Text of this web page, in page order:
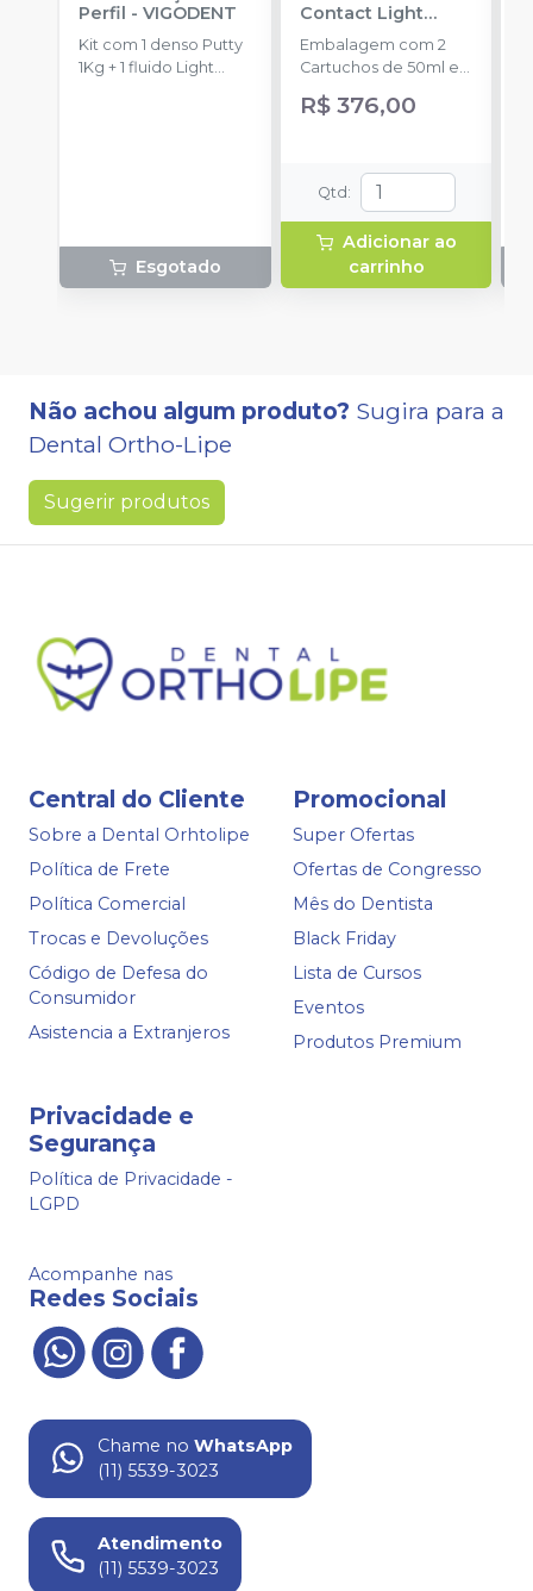
Perfil -VIGODENT
Kit com 1 denso Putty
1Kg + 1 fluido Light
Esgotado
Contact Light
Normal Pack
ULTRADENT
Embalagem com 2
Cartuchos de 50ml e
8 pontas.
R$ 376,00
Qtd :
Adicionar ao
carrinho
Não achou algum produto? Sugira para a
Dental Ortho-Lipe
Sugerir produtos
Central do Cliente
Sobre a Dental Orhtolipe
Política de Frete
Política Comercial
Trocas e Devoluções
Código de Defesa do
Consumidor
Asistencia a Extranjeros
Promocional
Super Ofertas
Ofertas de Congresso
Mês do Dentista
Black Friday
Lista de Cursos
Eventos
Produtos Premium
Privacidade e
Segurança
Política de Privacidade -
LGPD
Acompanhe nas
Redes Sociais
Chame no WhatsApp
(11) 5539-3023
Atendimento
(11) 5539-3023